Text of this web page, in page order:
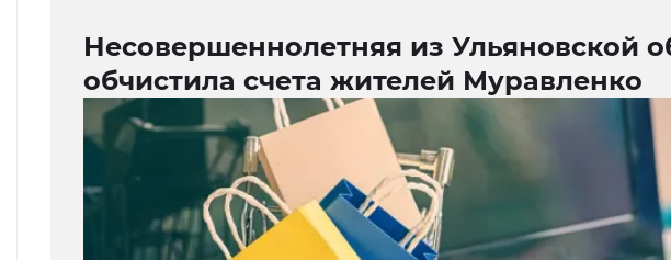
Несовершеннолетняя из Ульяновской
обчистила счета жителей Муравленко